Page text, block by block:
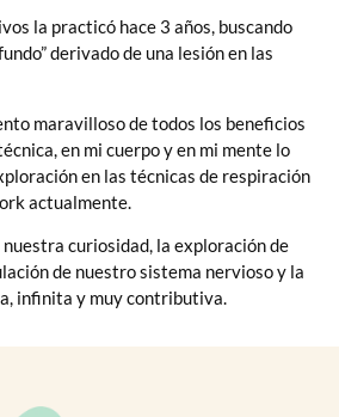
la practicó hace 3 años, buscando
derivado de una lesión en las
maravilloso de todos los beneficios
en mi cuerpo y en mi mente lo
en las técnicas de respiración
actualmente.
curiosidad, la exploración de
de nuestro sistema nervioso y la
infinita y muy contributiva.